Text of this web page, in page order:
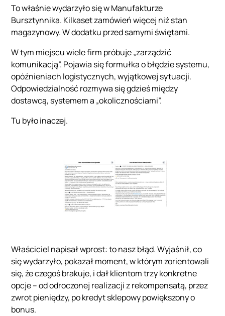
To właśnie wydarzyło się w Manufakturze
Bursztynnika. Kilkaset zamówień więcej niż stan
magazynowy. W dodatku przed samymi świętami.
W tym miejscu wiele firm próbuje „zarządzić
komunikacją”. Pojawia się formułka o błędzie systemu,
opóźnieniach logistycznych, wyjątkowej sytuacji.
Odpowiedzialność rozmywa się gdzieś między
dostawcą, systemem a „okolicznościami”.
Tu było inaczej.
Właściciel napisał wprost: to nasz błąd. Wyjaśnił, co
się wydarzyło, pokazał moment, w którym zorientowali
się, że czegoś brakuje, i dał klientom trzy konkretne
opcje – od odroczonej realizacji z rekompensatą, przez
zwrot pieniędzy, po kredyt sklepowy powiększony o
bonus.